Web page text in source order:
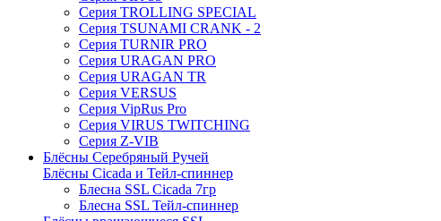
Серия TROLLING SPECIAL
Серия TSUNAMI CRANK - 2
Серия TURNIR PRO
Серия URAGAN PRO
Серия URAGAN TR
Серия VERSUS
Серия VipRus Pro
Серия VIRUS TWITCHING
Серия Z-VIB
Блёсны Серебряный Ручей
Блёсны Cicada и Тейл-спиннер
Блесна SSL Cicada 7гр
Блесна SSL Тейл-спиннер